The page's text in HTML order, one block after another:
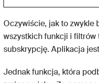
Oczywiście, jak to zwykle
wszystkich funkcji i filtrów
subskrypcję. Aplikacja
Jednak funkcja, która